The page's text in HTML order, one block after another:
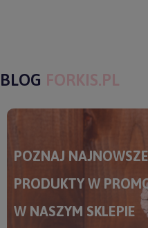
BLOG FORKIS.PL
POZNAJ NAJNOWSZE
PRODUKTY W
W NASZYM SKLEPIE